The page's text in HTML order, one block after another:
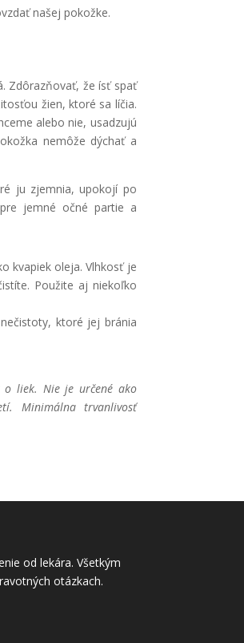
našej pokožke.
Zdôrazňovať, že ísť spať
žien, ktoré sa líčia.
alebo nie, usadzujú
nemôže dýchať a
ju zjemnia, upokojí po
jemné očné partie a
kvapiek oleja. Vlhkosť je
Použite aj niekoľko
ktoré jej bránia
o liek. Nie je určené ako
Minimálna trvanlivosť
od lekára. Všetkým
otázkach.